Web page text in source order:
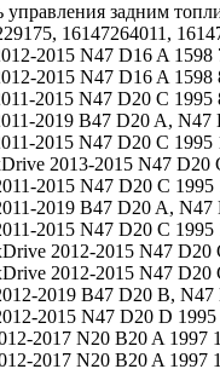
задним
16147264011,
2015 N47 D16 A 1598
2015 N47 D16 A 1598
2015 N47 D20 C 1995
2019 B47 D20 A, N47
2015 N47 D20 C 1995
2013-2015 N47 D20
2015 N47 D20 C 1995
2019 B47 D20 A, N47
2015 N47 D20 C 1995
2012-2015 N47 D20
2012-2015 N47 D20
2019 B47 D20 B, N47
2015 N47 D20 D 1995
2017 N20 B20 A 1997
2017 N20 B20 A 1997